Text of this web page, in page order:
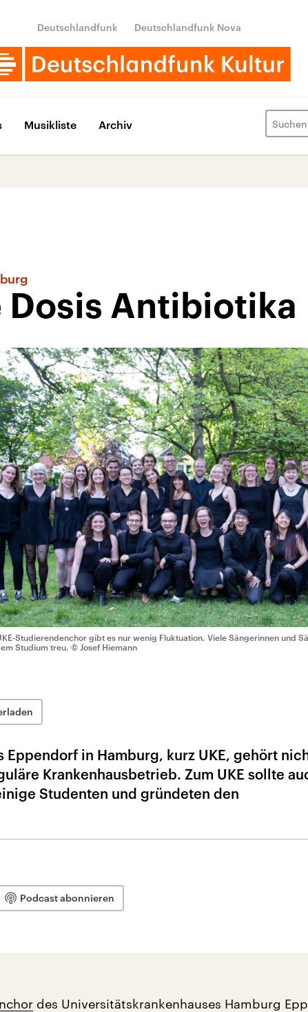
Deutschlandfunk Deutschlandfunk Nova
Musikliste Archiv
Dosis Antibiotika
Studierendenchor gibt es nur wenig Fluktuation. Viele Sängerinnen und
Studium treu. © Josef Hiemann
Eppendorf in Hamburg, kurz UKE, gehört
Krankenhausbetrieb. Zum UKE sollte
Studenten und gründeten den
Podcast abonnieren
des Universitätskrankenhauses Hamburg